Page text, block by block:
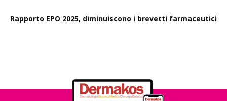
Rapporto EPO 2025, diminuiscono i brevetti farmaceutici